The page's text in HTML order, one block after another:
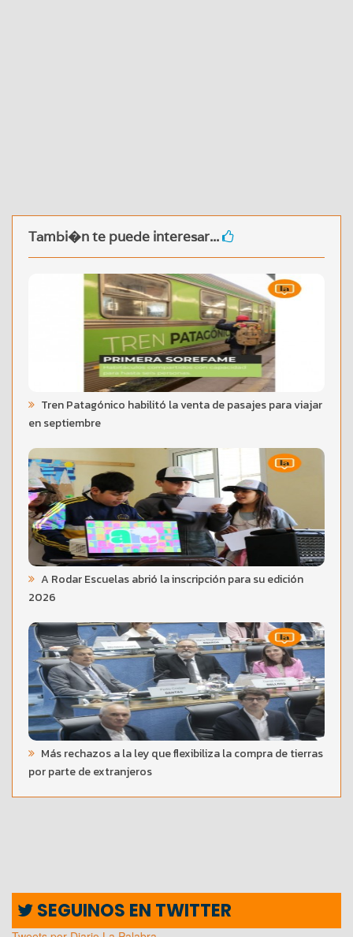
Tambi�n te puede interesar...
Tren Patagónico habilitó la venta de pasajes para viajar
en septiembre
A Rodar Escuelas abrió la inscripción para su edición
2026
Más rechazos a la ley que flexibiliza la compra de tierras
por parte de extranjeros
SEGUINOS EN TWITTER